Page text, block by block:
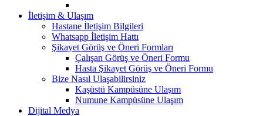
İletişim & Ulaşım
Hastane İletişim Bilgileri
Whatsapp İletişim Hattı
Şikayet Görüş ve Öneri Formları
Çalışan Görüş ve Öneri Formu
Hasta Şikayet Görüş ve Öneri Formu
Bize Nasıl Ulaşabilirsiniz
Kaşüstü Kampüsüne Ulaşım
Numune Kampüsüne Ulaşım
Dijital Medya